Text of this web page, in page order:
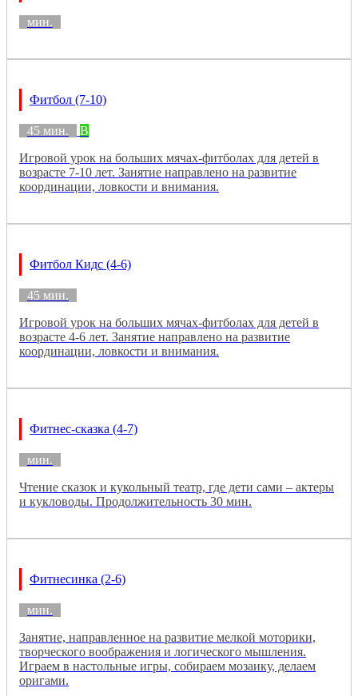
мин.
Фитбол (7-10)
45 мин.
B
Игровой урок на больших мячах-фитболах для детей в
возрасте 7-10 лет. Занятие направлено на развитие
координации, ловкости и внимания.
Фитбол Кидс (4-6)
45 мин.
Игровой урок на больших мячах-фитболах для детей в
возрасте 4-6 лет. Занятие направлено на развитие
координации, ловкости и внимания.
Фитнес-сказка (4-7)
мин.
Чтение сказок и кукольный театр, где дети сами – актеры
и кукловоды. Продолжительность 30 мин.
Фитнесинка (2-6)
мин.
Занятие, направленное на развитие мелкой моторики,
творческого воображения и логического мышления.
Играем в настольные игры, собираем мозаику, делаем
оригами.